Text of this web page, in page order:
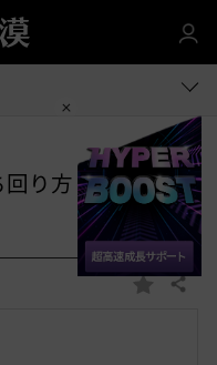
り方
お 共有する